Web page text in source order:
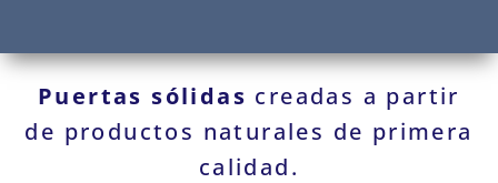
Puertas sólidas creadas a partir
de productos naturales de primera
calidad.